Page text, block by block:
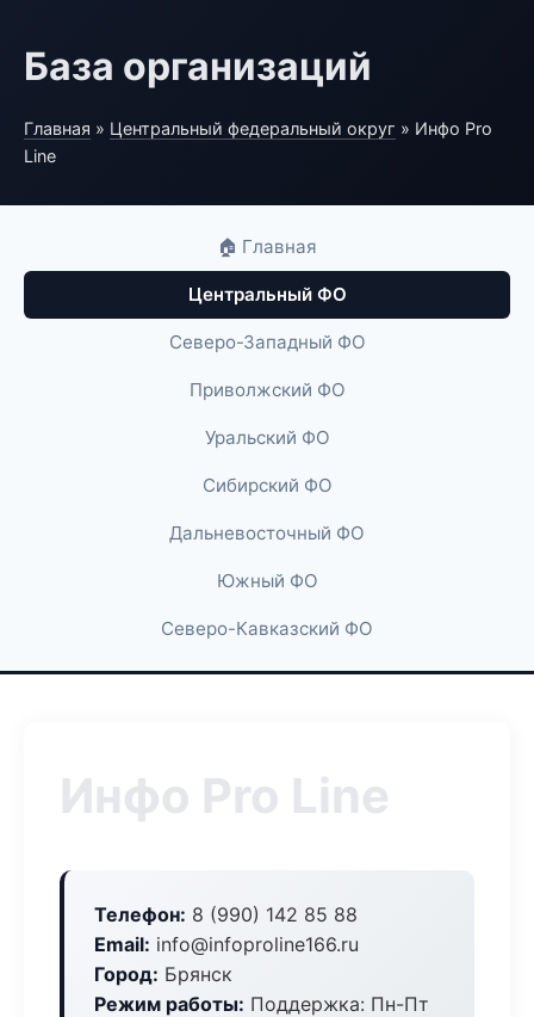
База организаций
Главная » Центральный федеральный округ » Инфо Pro
Line
🏠 Главная
Центральный ФО
Северо-Западный ФО
Приволжский ФО
Уральский ФО
Сибирский ФО
Дальневосточный ФО
Южный ФО
Северо-Кавказский ФО
Инфо Pro Line
Телефон: 8 (990) 142 85 88
Email: info@infoproline166.ru
Город: Брянск
Режим работы: Поддержка: Пн-Пт